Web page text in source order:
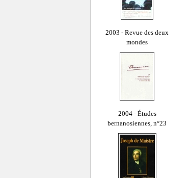
2003 - Revue des deux
mondes
2004 - Études
bernanosiennes, n°23